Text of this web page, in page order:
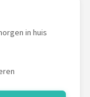
in huis